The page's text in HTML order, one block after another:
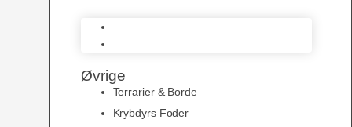
Øvrige
Terrarier & Borde
Krybdyrs Foder